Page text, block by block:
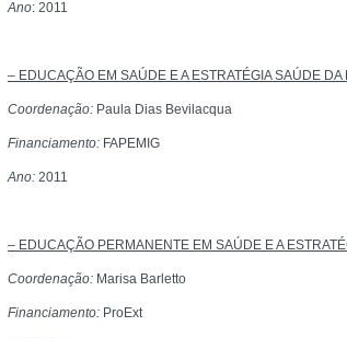
Ano: 2011
– EDUCAÇÃO EM SAÚDE E A ESTRATÉGIA SAÚDE
Coordenação: Paula Dias Bevilacqua
Financiamento: FAPEMIG
Ano: 2011
– EDUCAÇÃO PERMANENTE EM SAÚDE E A
Coordenação: Marisa Barletto
Financiamento: ProExt